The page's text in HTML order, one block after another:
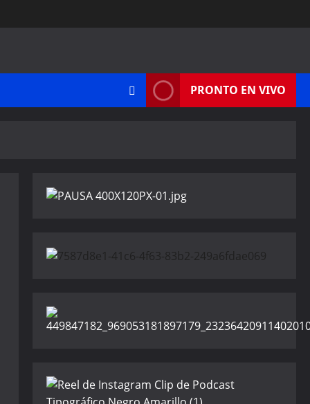
PRONTO EN VIVO